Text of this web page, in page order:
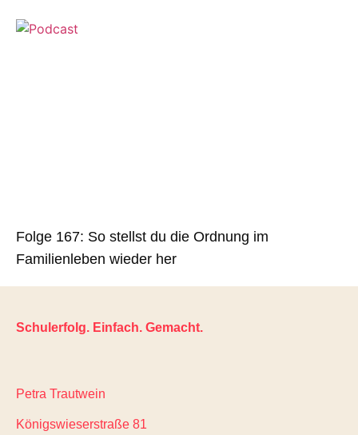
Folge 167: So stellst du die Ordnung im
Familienleben wieder her
Schulerfolg. Einfach. Gemacht.
Petra Trautwein
Königswieserstraße 81